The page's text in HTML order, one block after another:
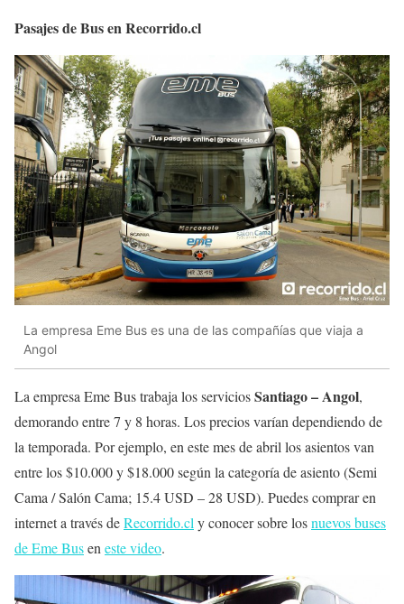
Pasajes de Bus en Recorrido.cl
La empresa Eme Bus es una de las compañías que viaja a
Angol
La empresa Eme Bus trabaja los serviciosSantiago – Angol,
demorando entre 7 y 8 horas. Los precios varían dependiendo de
la temporada. Por ejemplo, en este mes de abril los asientos van
entre los $10.000 y $18.000 según la categoría de asiento (Semi
Cama / Salón Cama; 15.4 USD – 28 USD). Puedes comprar en
internet a través deRecorrido.cl y conocer sobre losnuevos buses
de Eme Busen este video.